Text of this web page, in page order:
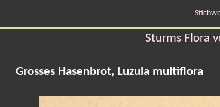
Sturms Flora
Grosses Hasenbrot, Luzula multiflora